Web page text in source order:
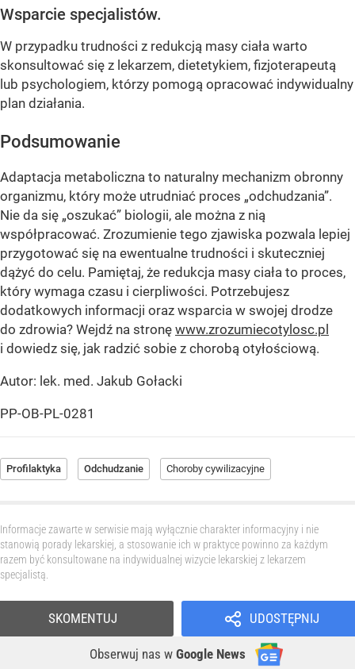
Wsparcie specjalistów.
W przypadku trudności z redukcją masy ciała warto
skonsultować się z lekarzem, dietetykiem, fizjoterapeutą
lub psychologiem, którzy pomogą opracować indywidualny
plan działania.
Podsumowanie
Adaptacja metaboliczna to naturalny mechanizm obronny
organizmu, który może utrudniać proces „odchudzania”.
Nie da się „oszukać” biologii, ale można z nią
współpracować. Zrozumienie tego zjawiska pozwala lepiej
przygotować się na ewentualne trudności i skuteczniej
dążyć do celu. Pamiętaj, że redukcja masy ciała to proces,
który wymaga czasu i cierpliwości. Potrzebujesz
dodatkowych informacji oraz wsparcia w swojej drodze
do zdrowia? Wejdź na stronę www.zrozumiecotylosc.pl
i dowiedz się, jak radzić sobie z chorobą otyłościową.
Autor: lek. med. Jakub Gołacki
PP-OB-PL-0281
Profilaktyka Odchudzanie Choroby cywilizacyjne
Informacje zawarte w serwisie mają wyłącznie charakter informacyjny i nie
stanowią porady lekarskiej, a stosowanie ich w praktyce powinno za każdym
razem być konsultowane na indywidualnej wizycie lekarskiej z lekarzem
specjalistą.
UDOSTĘPNIJ
Obserwuj nas w Google News
SKOMENTUJ